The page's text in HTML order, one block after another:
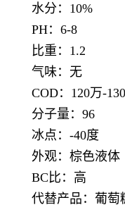
水分：10%
PH：6-8
比重：1.2
气味：无
COD：120万-
分子量：96
冰点：-40度
外观：棕色液体
BC比：高
代替产品：葡萄